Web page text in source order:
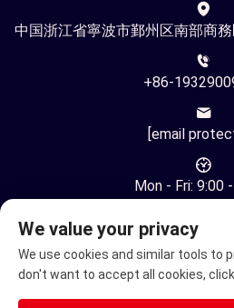
中国浙江省寧波市鄞州区南部商
+86-
[email
Mon - Fri: 9:00
We value your privacy
We use cookies and similar tools to
don't want to accept all cookies,